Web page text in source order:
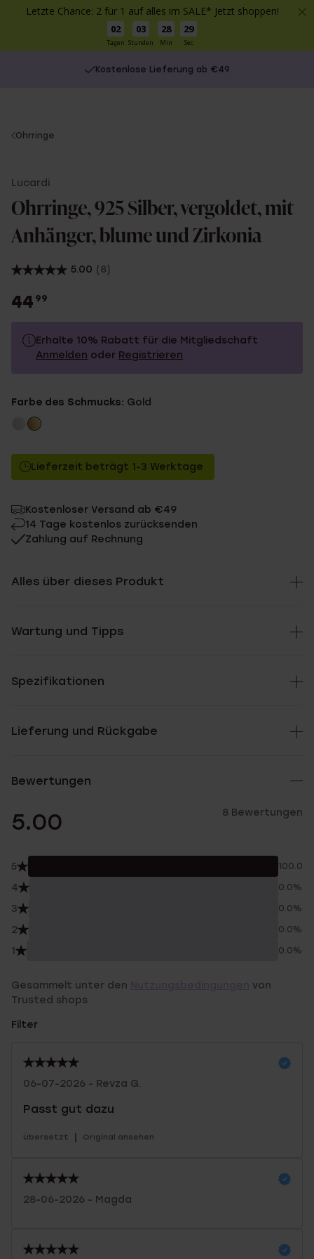
Letzte Chance: 2 für 1 auf alles im SALE* Jetzt shoppen!
02
Tagen
03
Stunden
28
Min
29
Sec
Kostenlose Lieferung ab €49
You
Ohrringe
Lucardi
Ohrringe, 925 Silber, vergoldet, mit
Anhänger, blume und Zirkonia
5.00 (8)
44 99
Erhalte 10% Rabatt für die Mitgliedschaft
Anmelden oder Registrieren
Ohne Mitgliederrabatt
Farbe des Schmucks: Gold
Lieferzeit beträgt 1-3 Werktage
Kostenloser Versand ab €49
14 Tage kostenlos zurücksenden
Zahlung auf Rechnung
Alles über dieses Produkt
Wartung und Tipps
Spezifikationen
Lieferung und Rückgabe
Bewertungen
5.00 8 Bewertungen
5 100.0%
4 0.0%
3 0.0%
2 0.0%
1 0.0%
Gesammelt unter den
von
Trusted shops
Filter
06-07-2026 - Revza G.
Passt gut dazu
Übersetzt | Original ansehen
28-06-2026 - Magda